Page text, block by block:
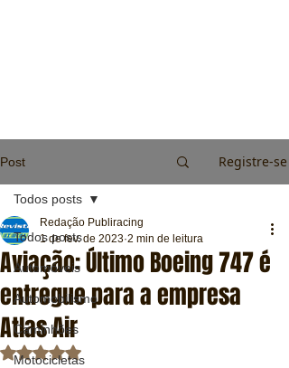
Post Registre-se
Todos posts
Automóveis
Automobilismo
Caminhões
Motocicletas
Todos posts
Aviação: Último Boeing 747 é
entregue para a empresa
Atlas Air
Redação Publiracing
1 de fev. de 2023 2 min de leitura
Avaliado com NaN de 5 estrelas.